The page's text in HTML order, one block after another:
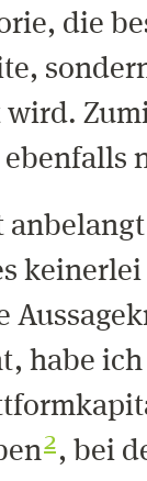
die
habe
2, bei